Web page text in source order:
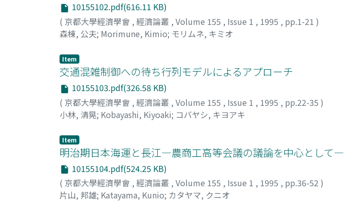
10155102.pdf(616.11 KB)
( 京都大學經濟學會 , 經濟論叢 , Volume 155 , Issue 1 , 1995 , pp.1-21 )
森棟, 公夫; Morimune, Kimio; モリムネ, キミオ
Item
交通混雑制御への待ち行列モデルによるアプローチ
10155103.pdf(326.58 KB)
( 京都大學經濟學會 , 經濟論叢 , Volume 155 , Issue 1 , 1995 , pp.22-35 )
小林, 清晃; Kobayashi, Kiyoaki; コバヤシ, キヨアキ
Item
明治期日本海運と長江―農商工高等会議の議論を中心として―
10155104.pdf(524.25 KB)
( 京都大學經濟學會 , 經濟論叢 , Volume 155 , Issue 1 , 1995 , pp.36-52 )
片山, 邦雄; Katayama, Kunio; カタヤマ, クニオ